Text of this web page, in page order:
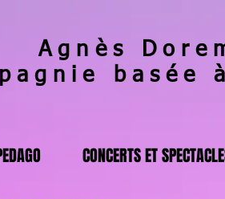
Agnès
basée
CONCERTS ET